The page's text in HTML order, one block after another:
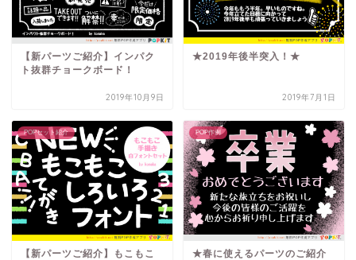
【新パーツご紹介】インパク
ト抜群チョークボード！
2019年10月9日
★2019年後半突入！★
2019年7月1日
POPセット紹介
【新パーツご紹介】もこもこ
POP作例
★春に使えるパーツのご紹介